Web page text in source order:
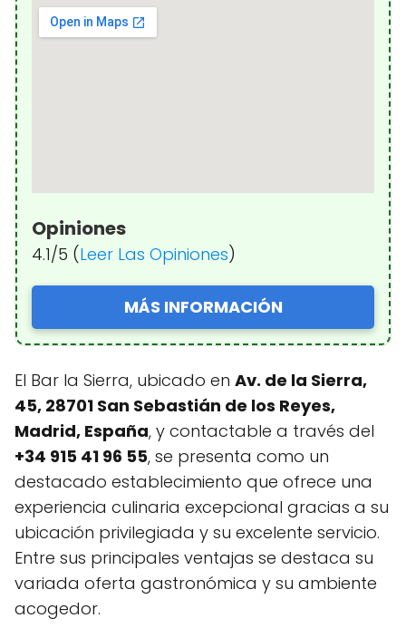
Opiniones
4.1/5 (Leer Las Opiniones)
MÁS INFORMACIÓN
El Bar la Sierra, ubicado en Av. de la Sierra,
45, 28701 San Sebastián de los Reyes,
Madrid, España, y contactable a través del
+34 915 41 96 55, se presenta como un
destacado establecimiento que ofrece una
experiencia culinaria excepcional gracias a su
ubicación privilegiada y su excelente servicio.
Entre sus principales ventajas se destaca su
variada oferta gastronómica y su ambiente
acogedor.